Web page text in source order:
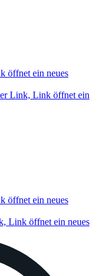
öffnet ein neues
Link, Link öffnet ein
öffnet ein neues
Link öffnet ein neues